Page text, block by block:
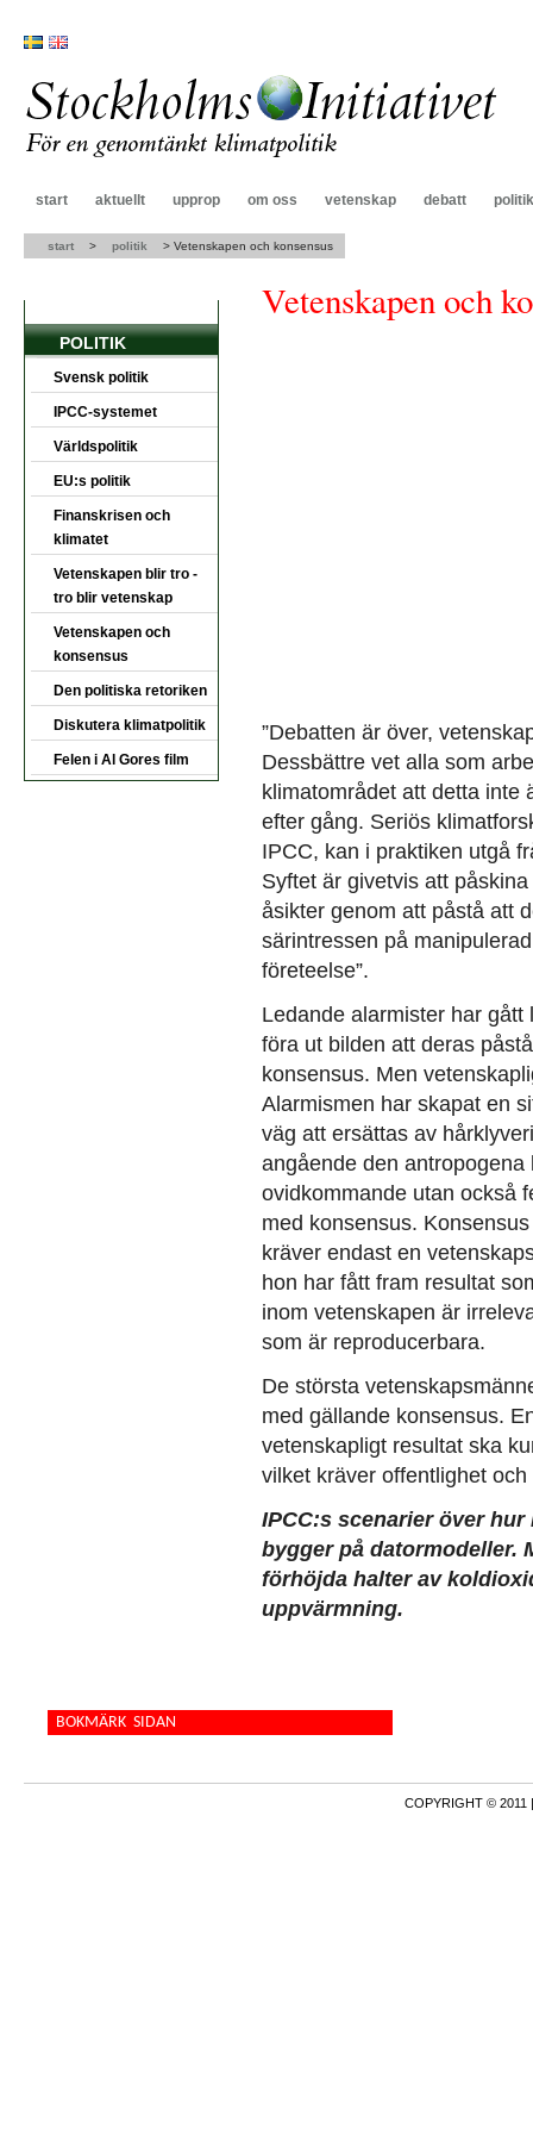
start aktuellt upprop om oss vetenskap debatt politik
start > politik > Vetenskapen och konsensus
POLITIK
Svensk politik
IPCC-systemet
Världspolitik
EU:s politik
Finanskrisen och
klimatet
Vetenskapen blir tro -
tro blir vetenskap
Vetenskapen och
konsensus
Den politiska retoriken
Diskutera klimatpolitik
Felen i Al Gores film
Vetenskapen och
”Debatten är över,
Dessbättre vet alla som
klimatområdet att detta inte
efter gång. Seriös
IPCC, kan i praktiken utgå
Syftet är givetvis att
åsikter genom att påstå att
särintressen på
företeelse”.
Ledande alarmister har
föra ut bilden att deras
konsensus. Men
Alarmismen har skapat en
väg att ersättas av
angående den
ovidkommande utan också
med konsensus.
kräver endast en
hon har fått fram resultat
inom vetenskapen är
som är reproducerbara.
De största
med gällande konsensus.
vetenskapligt resultat ska
vilket kräver offentlighet
IPCC:s scenarier över
bygger på datormodeller.
förhöjda halter av
uppvärmning.
BOKMÄRK SIDAN
COPYRIGHT © 2011